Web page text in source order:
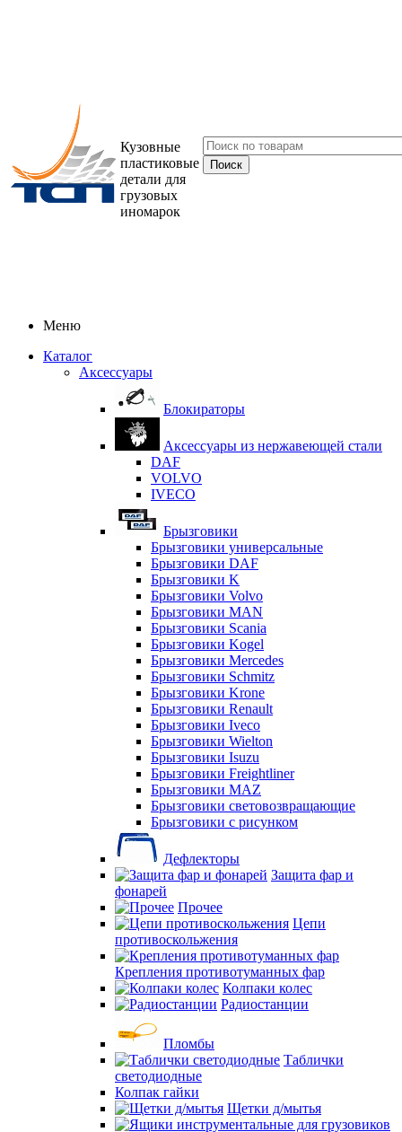
Кузовные
пластиковые
детали для
грузовых
иномарок
Меню
Каталог
Аксессуары
Блокираторы
Аксессуары из нержавеющей стали
DAF
VOLVO
IVECO
Брызговики
Брызговики универсальные
Брызговики DAF
Брызговики K
Брызговики Volvo
Брызговики MAN
Брызговики Scania
Брызговики Kogel
Брызговики Mercedes
Брызговики Schmitz
Брызговики Krone
Брызговики Renault
Брызговики Iveco
Брызговики Wielton
Брызговики Isuzu
Брызговики Freightliner
Брызговики MAZ
Брызговики световозвращающие
Брызговики с рисунком
Дефлекторы
Защита фар и
фонарей
Прочее
Цепи
противоскольжения
Крепления противотуманных фар
Колпаки колес
Радиостанции
Пломбы
Таблички
светодиодные
Колпак гайки
Щетки д/мытья